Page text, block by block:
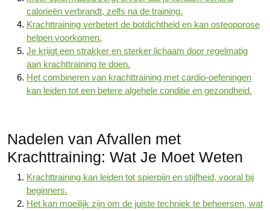
calorieën verbrandt, zelfs na de training.
Krachttraining verbetert de botdichtheid en kan osteoporose
helpen voorkomen.
Je krijgt een strakker en sterker lichaam door regelmatig
aan krachttraining te doen.
Het combineren van krachttraining met cardio-oefeningen
kan leiden tot een betere algehele conditie en gezondheid.
Nadelen van Afvallen met
Krachttraining: Wat Je Moet Weten
Krachttraining kan leiden tot spierpijn en stijfheid, vooral bij
beginners.
Het kan moeilijk zijn om de juiste techniek te beheersen, wat